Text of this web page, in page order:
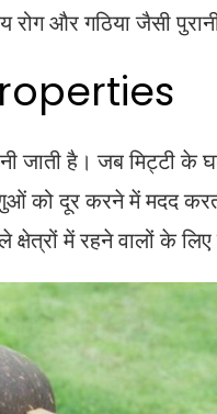
और गठिया जैसी पुरानी
जाती है। जब मिट्टी के
को दूर करने में मदद
क्षेत्रों में रहने वालों के